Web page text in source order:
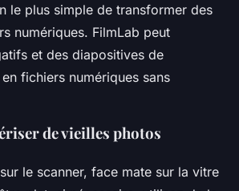
le plus simple de transformer des
numériques. FilmLab peut
et des diapositives de
fichiers numériques sans
de vieilles photos
le scanner, face mate sur la vitre